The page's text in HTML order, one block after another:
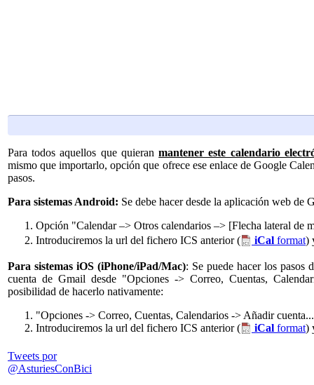
Para todos aquellos que quieranmantener este calendario
mismo que importarlo, opción que ofrece ese enlace de Google
pasos.
Para sistemas Android: Se debe hacer desde la aplicación web de
Opción "Calendar –> Otros calendarios –> [Flecha lateral de
Introduciremos la url del fichero ICS anterior (
iCal format)
Para sistemas iOS (iPhone/iPad/Mac): Se puede hacer los pasos
cuenta de Gmail desde "Opciones -> Correo, Cuentas,
posibilidad de hacerlo nativamente:
"Opciones -> Correo, Cuentas, Calendarios -> Añadir
Introduciremos la url del fichero ICS anterior (
iCal format)
Tweets por
@AsturiesConBici